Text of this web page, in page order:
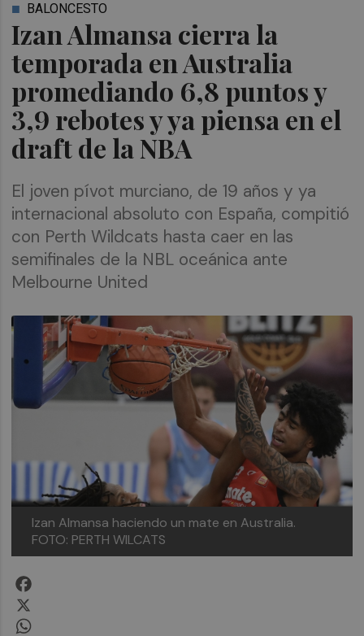
Izan Almansa cierra la
temporada en Australia
promediando 6,8 puntos y
3,9 rebotes y ya piensa en el
draft de la NBA
BALONCESTO
El joven pívot murciano, de 19 años y ya
internacional absoluto con España, compitió
con Perth Wildcats hasta caer en las
semifinales de la NBL oceánica ante
Melbourne United
Izan Almansa haciendo un mate en Australia.
FOTO: PERTH WILCATS